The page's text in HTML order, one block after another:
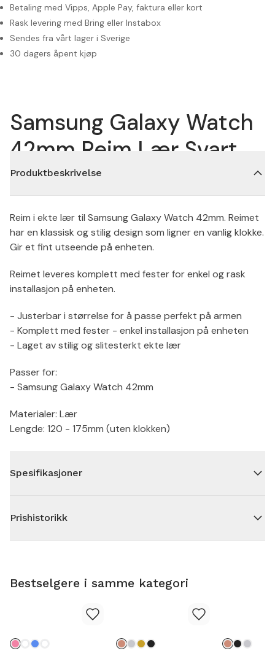
Betaling med Vipps, Apple Pay, faktura eller kort
Rask levering med Bring eller Instabox
Sendes fra vårt lager i Sverige
30 dagers åpent kjøp
Samsung Galaxy Watch
42mm Reim Lær Svart
Produktbeskrivelse
Reim i ekte lær til Samsung Galaxy Watch 42mm. Reimet
har en klassisk og stilig design som ligner en vanlig klokke.
Gir et fint utseende på enheten.
Reimet leveres komplett med fester for enkel og rask
installasjon på enheten.
- Justerbar i størrelse for å passe perfekt på armen
- Komplett med fester - enkel installasjon på enheten
- Laget av stilig og slitesterkt ekte lær
Passer for:
- Samsung Galaxy Watch 42mm
Materialer: Lær
Lengde: 120 - 175mm (uten klokken)
Spesifikasjoner
Prishistorikk
Bestselgere i samme kategori